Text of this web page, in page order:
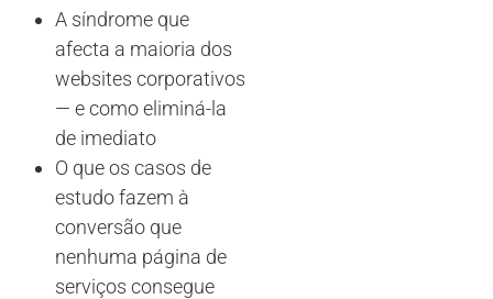
A síndrome que
afecta a maioria dos
websites corporativos
— e como eliminá-la
de imediato
O que os casos de
estudo fazem à
conversão que
nenhuma página de
serviços consegue